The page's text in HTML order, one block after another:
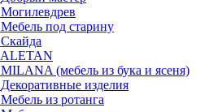
Могилевдрев
Мебель под старину
Скайда
ALETAN
MILANA (мебель из бука и ясеня)
Декоративные изделия
Мебель из ротанга